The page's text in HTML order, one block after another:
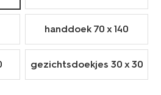
handdoek 70 x 140
gezichtsdoekjes 30 x 30